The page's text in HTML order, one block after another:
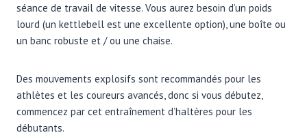
séance de travail de vitesse. Vous aurez besoin d’un poids
lourd (un kettlebell est une excellente option), une boîte ou
un banc robuste et / ou une chaise.
Des mouvements explosifs sont recommandés pour les
athlètes et les coureurs avancés, donc si vous débutez,
commencez par cet entraînement d’haltères pour les
débutants.